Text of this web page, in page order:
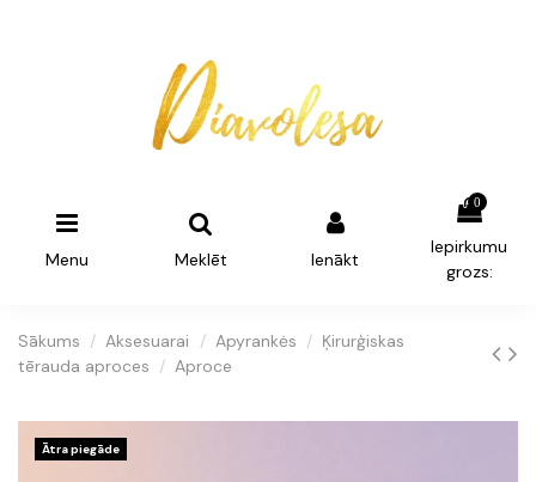
Menu Meklēt Ienākt
0
Iepirkumu
grozs:
Sākums Aksesuarai Apyrankės
Ķirurģiskas
tērauda aproces
Aproce
Ātra piegāde